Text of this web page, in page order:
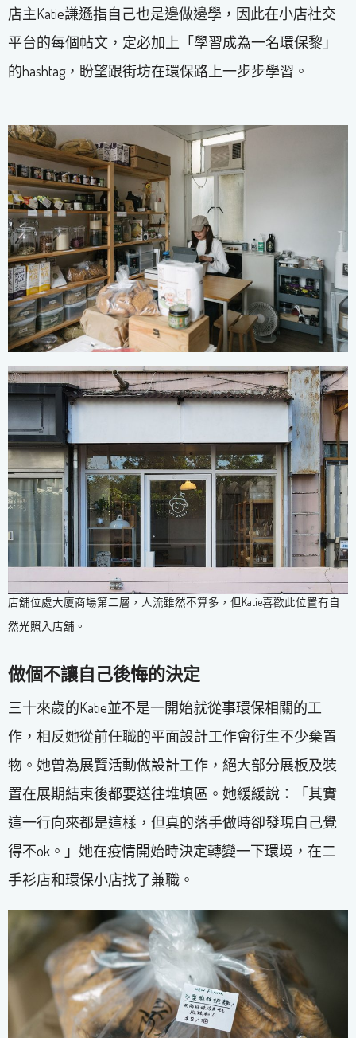
店主Katie謙遜指自己也是邊做邊學，因此在小店社交
平台的每個帖文，定必加上「學習成為一名環保黎」
的hashtag，盼望跟街坊在環保路上一步步學習。
店舖位處大廈商場第二層，人流雖然不算多，但Katie喜歡此位置有自
然光照入店舖。
做個不讓自己後悔的決定
三十來歲的Katie並不是一開始就從事環保相關的工
作，相反她從前任職的平面設計工作會衍生不少棄置
物。她曾為展覽活動做設計工作，絕大部分展板及裝
置在展期結束後都要送往堆填區。她緩緩說：「其實
這一行向來都是這樣，但真的落手做時卻發現自己覺
得不ok。」她在疫情開始時決定轉變一下環境，在二
手衫店和環保小店找了兼職。